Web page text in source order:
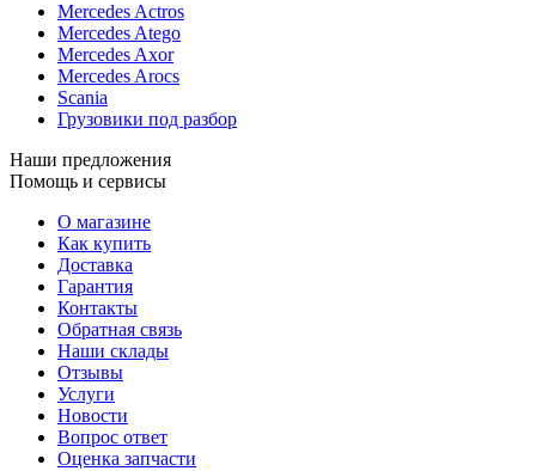
Mercedes Actros
Mercedes Atego
Mercedes Axor
Mercedes Arocs
Scania
Грузовики под разбор
Наши предложения
Помощь и сервисы
О магазине
Как купить
Доставка
Гарантия
Контакты
Обратная связь
Наши склады
Отзывы
Услуги
Новости
Вопрос ответ
Оценка запчасти